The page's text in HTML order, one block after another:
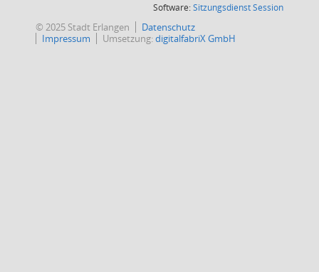
Software:SitzungsdienstSession(Wird in
© 2025 Stadt Erlangen
Datenschutz
Impressum
Umsetzung:digitalfabriX GmbH